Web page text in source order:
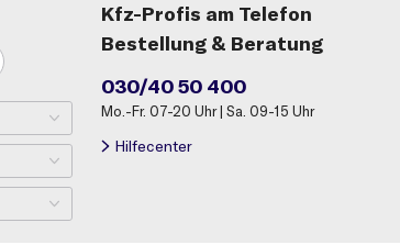
Kfz-Profis am Telefon
Bestellung & Beratung
030/40 50 400
Mo.-Fr. 07-20 Uhr | Sa. 09-15 Uhr
Hilfecenter